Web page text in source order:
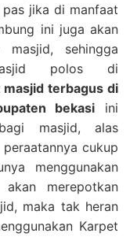
jika di manfaat
ini juga akan
masjid, sehingga
polos di
terbagus di
bekasi ini
masjid, alas
cukup
menggunakan
merepotkan
maka tak heran
Karpet